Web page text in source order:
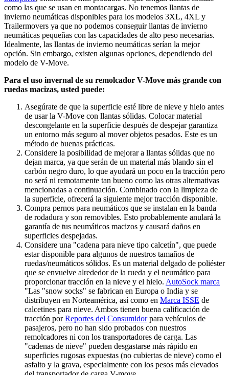
como las que se usan en montacargas. No tenemos llantas de
invierno neumáticas disponibles para los modelos 3XL, 4XL y
Trailermovers ya que no podemos conseguir llantas de invierno
neumáticas pequeñas con las capacidades de alto peso necesarias.
Idealmente, las llantas de invierno neumáticas serían la mejor
opción. Sin embargo, existen algunas opciones, dependiendo del
modelo de V-Move.
Para el uso invernal de su remolcador V-Move más grande con
ruedas macizas, usted puede:
Asegúrate de que la superficie esté libre de nieve y hielo antes
de usar la V-Move con llantas sólidas. Colocar material
descongelante en la superficie después de despejar garantiza
un entorno más seguro al mover objetos pesados. Este es un
método de buenas prácticas.
Considere la posibilidad de mejorar a llantas sólidas que no
dejan marca, ya que serán de un material más blando sin el
carbón negro duro, lo que ayudará un poco en la tracción pero
no será ni remotamente tan bueno como las otras alternativas
mencionadas a continuación. Combinado con la limpieza de
la superficie, ofrecerá la siguiente mejor tracción disponible.
Compra pernos para neumáticos que se instalan en la banda
de rodadura y son removibles. Esto probablemente anulará la
garantía de tus neumáticos macizos y causará daños en
superficies despejadas.
Considere una "cadena para nieve tipo calcetín", que puede
estar disponible para algunos de nuestros tamaños de
ruedas/neumáticos sólidos. Es un material delgado de poliéster
que se envuelve alrededor de la rueda y el neumático para
proporcionar tracción en la nieve y el hielo. AutoSock marca
"Las "snow socks" se fabrican en Europa o India y se
distribuyen en Norteamérica, así como en Marca ISSE de
calcetines para nieve. Ambos tienen buena calificación de
tracción porReportes del Consumidorpara vehículos de
pasajeros, pero no han sido probados con nuestros
remolcadores ni con los transportadores de carga. Las
"cadenas de nieve" pueden desgastarse más rápido en
superficies rugosas expuestas (no cubiertas de nieve) como el
asfalto y la grava, especialmente con los pesos más elevados